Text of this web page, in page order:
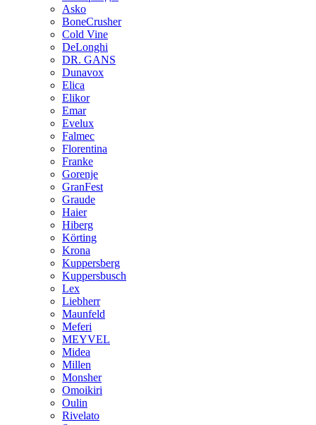
Asko
BoneCrusher
Cold Vine
DeLonghi
DR. GANS
Dunavox
Elica
Elikor
Emar
Evelux
Falmec
Florentina
Franke
Gorenje
GranFest
Graude
Haier
Hiberg
Körting
Krona
Kuppersberg
Kuppersbusch
Lex
Liebherr
Maunfeld
Meferi
MEYVEL
Midea
Millen
Monsher
Omoikiri
Oulin
Rivelato